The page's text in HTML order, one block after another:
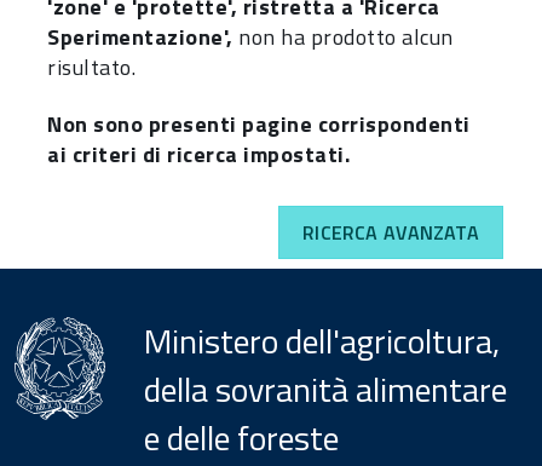
'zone' e 'protette', ristretta a 'Ricerca
Sperimentazione', non ha prodotto alcun
risultato.
Non sono presenti pagine corrispondenti
ai criteri di ricerca impostati.
RICERCA AVANZATA
Ministero dell'agricoltura,
della sovranità alimentare
e delle foreste